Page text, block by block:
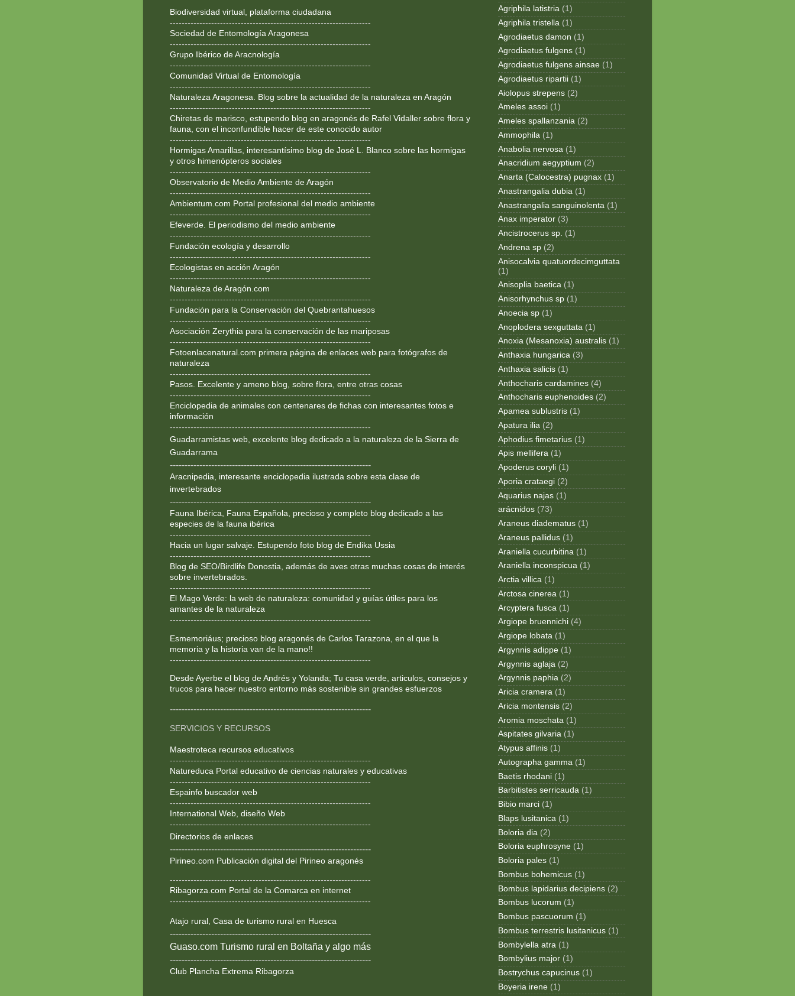
Biodiversidad virtual, plataforma ciudadana
--------------------------------------------------------------------
Sociedad de Entomología Aragonesa
--------------------------------------------------------------------
Grupo Ibérico de Aracnología
--------------------------------------------------------------------
Comunidad Virtual de Entomología
--------------------------------------------------------------------
Naturaleza Aragonesa. Blog sobre la actualidad de la naturaleza en Aragón
--------------------------------------------------------------------
Chiretas de marisco, estupendo blog en aragonés de Rafel Vidaller sobre flora y
fauna, con el inconfundible hacer de este conocido autor
--------------------------------------------------------------------
Hormigas Amarillas, interesantísimo blog de José L. Blanco sobre las hormigas
y otros himenópteros sociales
--------------------------------------------------------------------
Observatorio de Medio Ambiente de Aragón
--------------------------------------------------------------------
Ambientum.com Portal profesional del medio ambiente
--------------------------------------------------------------------
Efeverde. El periodismo del medio ambiente
--------------------------------------------------------------------
Fundación ecología y desarrollo
--------------------------------------------------------------------
Ecologistas en acción Aragón
--------------------------------------------------------------------
Naturaleza de Aragón.com
--------------------------------------------------------------------
Fundación para la Conservación del Quebrantahuesos
--------------------------------------------------------------------
Asociación Zerythia para la conservación de las mariposas
--------------------------------------------------------------------
Fotoenlacenatural.com primera página de enlaces web para fotógrafos de
naturaleza
--------------------------------------------------------------------
Pasos. Excelente y ameno blog, sobre flora, entre otras cosas
--------------------------------------------------------------------
Enciclopedia de animales con centenares de fichas con interesantes fotos e
información
--------------------------------------------------------------------
Guadarramistas web, excelente blog dedicado a la naturaleza de la Sierra de
Guadarrama
--------------------------------------------------------------------
Aracnipedia, interesante enciclopedia ilustrada sobre esta clase de
invertebrados
--------------------------------------------------------------------
Fauna Ibérica, Fauna Española, precioso y completo blog dedicado a las
especies de la fauna ibérica
--------------------------------------------------------------------
Hacia un lugar salvaje. Estupendo foto blog de Endika Ussia
--------------------------------------------------------------------
Blog de SEO/Birdlife Donostia, además de aves otras muchas cosas de interés
sobre invertebrados.
--------------------------------------------------------------------
El Mago Verde: la web de naturaleza: comunidad y guías útiles para los
amantes de la naturaleza
--------------------------------------------------------------------
Esmemoriáus; precioso blog aragonés de Carlos Tarazona, en el que la
memoria y la historia van de la mano!!
--------------------------------------------------------------------
Desde Ayerbe el blog de Andrés y Yolanda; Tu casa verde, articulos, consejos y
trucos para hacer nuestro entorno más sostenible sin grandes esfuerzos
--------------------------------------------------------------------
SERVICIOS Y RECURSOS
Maestroteca recursos educativos
--------------------------------------------------------------------
Natureduca Portal educativo de ciencias naturales y educativas
--------------------------------------------------------------------
Espainfo buscador web
--------------------------------------------------------------------
International Web, diseño Web
--------------------------------------------------------------------
Directorios de enlaces
--------------------------------------------------------------------
Pirineo.com Publicación digital del Pirineo aragonés
--------------------------------------------------------------------
Ribagorza.com Portal de la Comarca en internet
--------------------------------------------------------------------
Atajo rural, Casa de turismo rural en Huesca
--------------------------------------------------------------------
Guaso.com Turismo rural en Boltaña y algo más
--------------------------------------------------------------------
Club Plancha Extrema Ribagorza
Agriphila latistria (1)
Agriphila tristella (1)
Agrodiaetus damon (1)
Agrodiaetus fulgens (1)
Agrodiaetus fulgens ainsae (1)
Agrodiaetus ripartii (1)
Aiolopus strepens (2)
Ameles assoi (1)
Ameles spallanzania (2)
Ammophila (1)
Anabolia nervosa (1)
Anacridium aegyptium (2)
Anarta (Calocestra) pugnax (1)
Anastrangalia dubia (1)
Anastrangalia sanguinolenta (1)
Anax imperator (3)
Ancistrocerus sp. (1)
Andrena sp (2)
Anisocalvia quatuordecimguttata
(1)
Anisoplia baetica (1)
Anisorhynchus sp (1)
Anoecia sp (1)
Anoplodera sexguttata (1)
Anoxia (Mesanoxia) australis (1)
Anthaxia hungarica (3)
Anthaxia salicis (1)
Anthocharis cardamines (4)
Anthocharis euphenoides (2)
Apamea sublustris (1)
Apatura ilia (2)
Aphodius fimetarius (1)
Apis mellifera (1)
Apoderus coryli (1)
Aporia crataegi (2)
Aquarius najas (1)
arácnidos (73)
Araneus diadematus (1)
Araneus pallidus (1)
Araniella cucurbitina (1)
Araniella inconspicua (1)
Arctia villica (1)
Arctosa cinerea (1)
Arcyptera fusca (1)
Argiope bruennichi (4)
Argiope lobata (1)
Argynnis adippe (1)
Argynnis aglaja (2)
Argynnis paphia (2)
Aricia cramera (1)
Aricia montensis (2)
Aromia moschata (1)
Aspitates gilvaria (1)
Atypus affinis (1)
Autographa gamma (1)
Baetis rhodani (1)
Barbitistes serricauda (1)
Bibio marci (1)
Blaps lusitanica (1)
Boloria dia (2)
Boloria euphrosyne (1)
Boloria pales (1)
Bombus bohemicus (1)
Bombus lapidarius decipiens (2)
Bombus lucorum (1)
Bombus pascuorum (1)
Bombus terrestris lusitanicus (1)
Bombylella atra (1)
Bombylius major (1)
Bostrychus capucinus (1)
Boyeria irene (1)